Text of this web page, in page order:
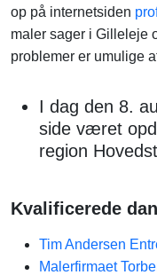
op på internetsiden
maler sager i Gilleleje
problemer er umulige
I dag den 8.
side været
region
Kvalificerede
Tim Andersen
Malerfirmaet